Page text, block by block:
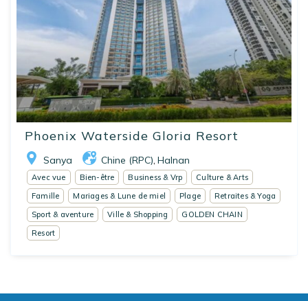
Phoenix Waterside Gloria Resort
Sanya Chine (RPC) Halnan
Avec vue Bien-être Business & Vrp
Culture & Arts
Famille
Mariages & Lune de miel Plage
Retraites & Yoga
Sport & aventure
Ville & Shopping
GOLDEN CHAIN
Resort